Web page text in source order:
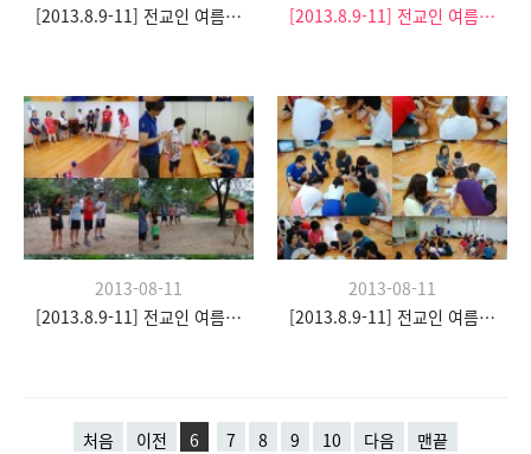
[2013.8.9-11] 전교인 여름수련회- "이쉼 전쉼"
[2013.8.9-11] 전교인 여름수련회- "이쉼 전쉼"
2013-08-11
[2013.8.9-11] 전교인 여름수련회- "이쉼 전쉼"
2013-08-11
[2013.8.9-11] 전교인 여름수련회- "이쉼 전쉼"
처음 이전 6 7 8 9 10 다음 맨끝